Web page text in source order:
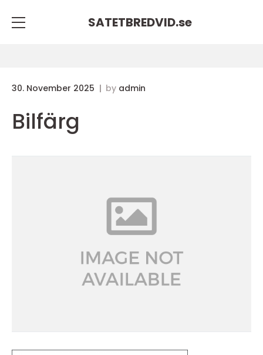
SATETBREDVID.se
30. November 2025 by admin
Bilfärg